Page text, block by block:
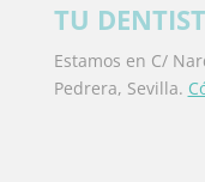
TU
Estamos en C/
Pedrera, Sevilla.